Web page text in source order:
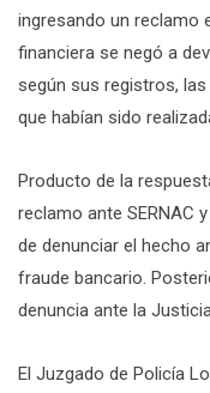
ingresando un reclamo
financiera se negó a
según sus registros,
que habían sido
Producto de la
reclamo ante SERNAC
de denunciar el hecho
fraude bancario.
denuncia ante la
El Juzgado de Policía